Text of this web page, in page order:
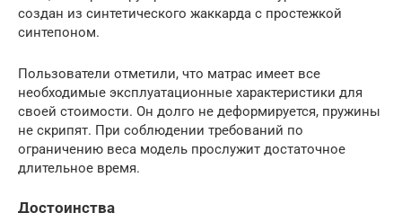
создан из синтетического жаккарда с простежкой
синтепоном.
Пользователи отметили, что матрас имеет все
необходимые эксплуатационные характеристики для
своей стоимости. Он долго не деформируется, пружины
не скрипят. При соблюдении требований по
ограничению веса модель прослужит достаточное
длительное время.
Достоинства